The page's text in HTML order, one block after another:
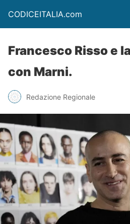
CODICEITALIA.com
Francesco Risso e
con Marni.
Redazione Regionale